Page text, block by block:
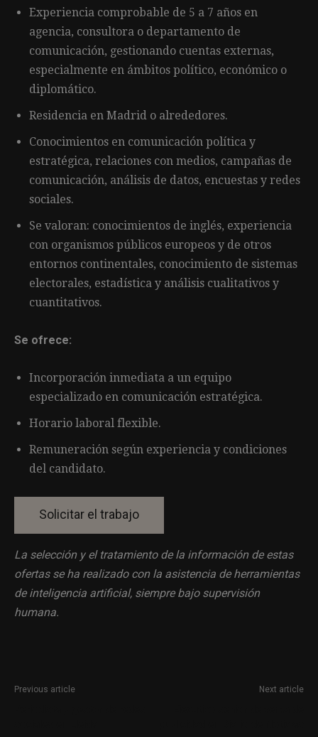
Experiencia comprobable de 5 a 7 años en
agencia, consultora o departamento de
comunicación, gestionando cuentas externas,
especialmente en ámbitos político, económico o
diplomático.
Residencia en Madrid o alrededores.
Conocimientos en comunicación política y
estratégica, relaciones con medios, campañas de
comunicación, análisis de datos, encuestas y redes
sociales.
Se valoran: conocimientos de inglés, experiencia
con organismos públicos europeos y de otros
entornos continentales, conocimiento de sistemas
electorales, estadística y análisis cualitativos y
cuantitativos.
Se ofrece:
Incorporación inmediata a un equipo
especializado en comunicación estratégica.
Horario laboral flexible.
Remuneración según experiencia y condiciones
del candidato.
La selección y el tratamiento de la información de estas
ofertas se ha realizado con la asistencia de herramientas
de inteligencia artificial, siempre bajo supervisión
humana.
Previous article Next article